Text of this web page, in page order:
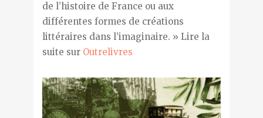
de l’histoire de France ou aux
différentes formes de créations
littéraires dans l’imaginaire. » Lire la
suite sur Outrelivres